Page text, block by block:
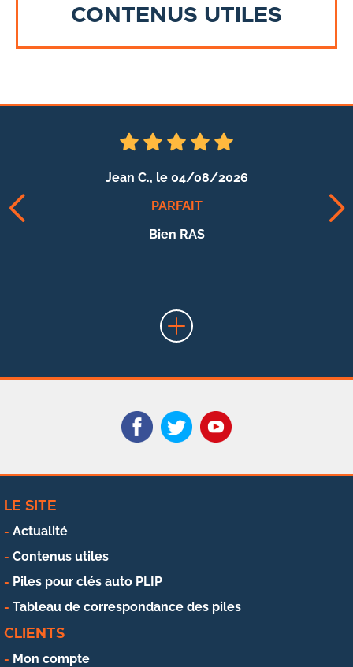
CONTENUS UTILES
Emmanuel C.,le 30/07/2026
NICKEL !
Rien à redire : site clair, vaste choix, prix
LE SITE
Actualité
Contenus utiles
Piles pour clés auto PLIP
Tableau de correspondance des piles
CLIENTS
Mon compte